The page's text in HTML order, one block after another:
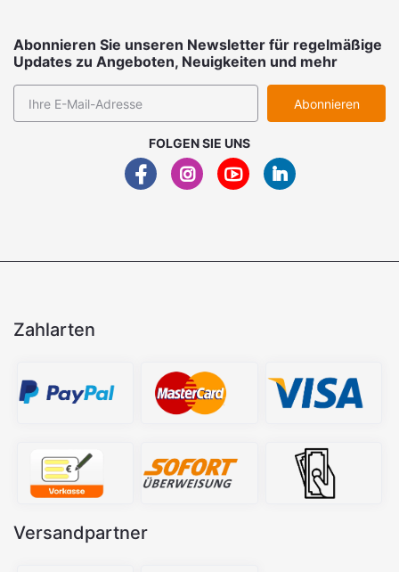
Abonnieren Sie unseren Newsletter für regelmäßige
Updates zu Angeboten, Neuigkeiten und mehr
Abonnieren
FOLGEN SIE UNS
Zahlarten
Versandpartner